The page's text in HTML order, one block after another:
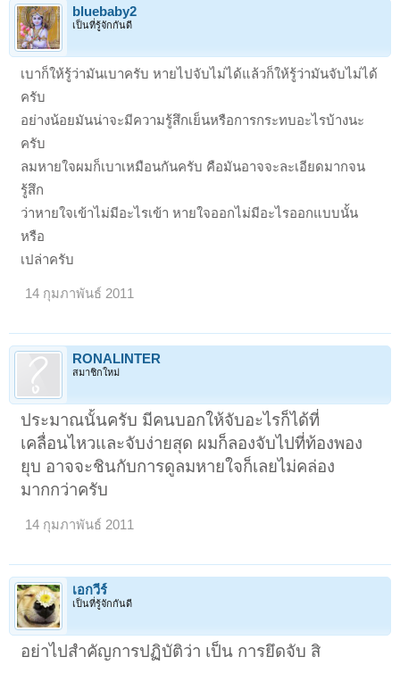
bluebaby2
เป็นที่รู้จักกันดี
เบาก็ให้รู้ว่ามันเบาครับ หายไปจับไม่ได้แล้วก็ให้รู้ว่ามันจับไม่ได้
ครับ
อย่างน้อยมันน่าจะมีความรู้สึกเย็นหรือการกระทบอะไรบ้างนะ
ครับ
ลมหายใจผมก็เบาเหมือนกันครับ คือมันอาจจะละเอียดมากจน
รู้สึก
ว่าหายใจเข้าไม่มีอะไรเข้า หายใจออกไม่มีอะไรออกแบบนั้น
หรือ
เปล่าครับ
14 กุมภาพันธ์ 2011
RONALINTER
สมาชิกใหม่
ประมาณนั้นครับ มีคนบอกให้จับอะไรก็ได้ที่
เคลื่อนไหวและจับง่ายสุด ผมก็ลองจับไปที่ท้องพอง
ยุบ อาจจะชินกับการดูลมหายใจก็เลยไม่คล่อง
มากกว่าครับ
14 กุมภาพันธ์ 2011
เอกวีร์
เป็นที่รู้จักกันดี
อย่าไปสำคัญการปฏิบัติว่า เป็น การยึดจับ สิ